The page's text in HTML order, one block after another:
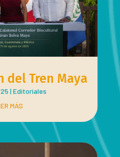
del Tren Maya
|Editoriales
MÁS